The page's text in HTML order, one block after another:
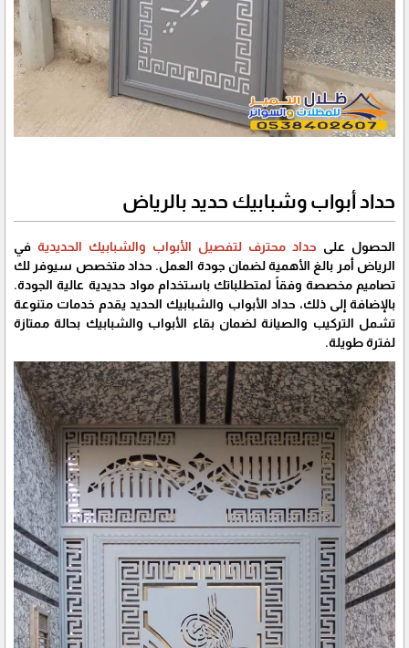
حداد أبواب وشبابيك حديد بالرياض
الحصول على حداد محترف لتفصيل الأبواب والشبابيك الحديدية في
الرياض أمر بالغ الأهمية لضمان جودة العمل. حداد متخصص سيوفر لك
تصاميم مخصصة وفقاً لمتطلباتك باستخدام مواد حديدية عالية الجودة.
بالإضافة إلى ذلك، حداد الأبواب والشبابيك الحديد يقدم خدمات متنوعة
تشمل التركيب والصيانة لضمان بقاء الأبواب والشبابيك بحالة ممتازة
لفترة طويلة.